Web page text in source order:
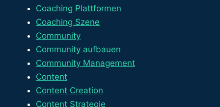
Coaching Plattformen
Coaching Szene
Community
Community aufbauen
Community Management
Content
Content Creation
Content Strategie